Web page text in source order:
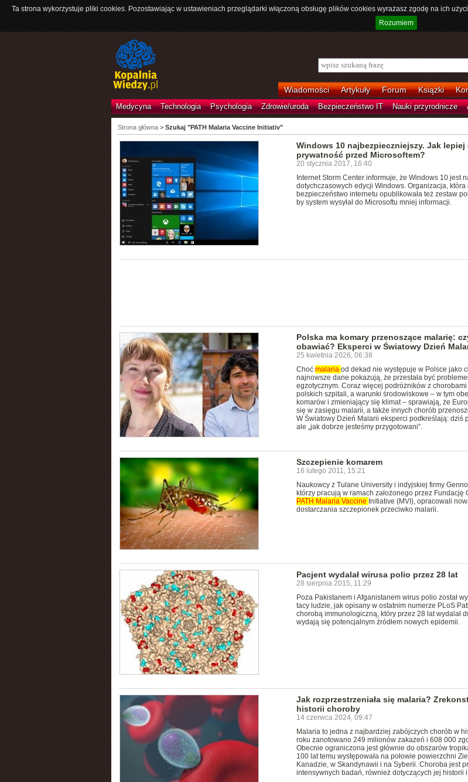
Ta strona wykorzystuje pliki cookies. Pozostawiając w ustawieniach przeglądarki włączoną obsługę plików cookies wyrażasz zgodę na ich
Rozumiem
Wiadomości Artykuły Forum Książki
Medycyna Technologia Psychologia Zdrowie/uroda Bezpieczeństwo IT Nauki przyrodnicze
Strona główna> Szukaj "PATH Malaria Vaccine Initiativ"
Windows 10 najbezpieczniejszy. Jak
prywatność przed Microsoftem?
20 stycznia 2017, 16:40
Internet Storm Center informuje, że Windows 10 jest
dotychczasowych edycji Windows. Organizacja, która
bezpieczeństwo internetu opublikowała też zestaw
by system wysyłał do Microsoftu mniej informacji.
Polska ma komary przenoszące malarię:
obawiać? Eksperci w Światowy Dzień
25 kwietnia 2026, 06:38
Choć malaria od dekad nie występuje w Polsce jako
najnowsze dane pokazują, że przestała być
egzotycznym. Coraz więcej podróżników z
polskich szpitali, a warunki środowiskowe – w tym
komarów i zmieniający się klimat – sprawiają, że
się w zasięgu malarii, a także innych chorób
W Światowy Dzień Malarii eksperci podkreślają: dziś
ale „jak dobrze jesteśmy przygotowani”.
Szczepienie komarem
16 lutego 2011, 15:21
Naukowcy z Tulane University i indyjskiej firmy
którzy pracują w ramach założonego przez Fundację
PATH Malaria Vaccine Initiative (MVI), opracowali
dostarczania szczepionek przeciwko malarii.
Pacjent wydalał wirusa polio przez 28 lat
28 sierpnia 2015, 11:29
Poza Pakistanem i Afganistanem wirus polio został
tacy ludzie, jak opisany w ostatnim numerze PLoS
chorobą immunologiczną, który przez 28 lat wydalał
wydają się potencjalnym źródłem nowych epidemii.
Jak rozprzestrzeniała się malaria?
historii choroby
14 czerwca 2024, 09:47
Malaria to jedna z najbardziej zabójczych chorób w
roku zanotowano 249 milionów zakażeń i 608 000
Obecnie ograniczona jest głównie do obszarów
100 lat temu występowała na połowie powierzchni
Kanadzie, w Skandynawii i na Syberii. Choroba jest
intensywnych badań, również dotyczących jej historii